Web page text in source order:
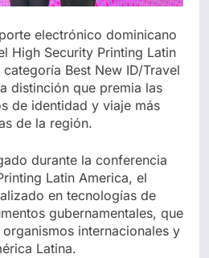
electrónico dominicano
High Security Printing Latin
Best New ID/Travel
distinción que premia las
de identidad y viaje más
de la región.
durante la conferencia
Latin America, el
en tecnologías de
gubernamentales, que
internacionales y
Latina.